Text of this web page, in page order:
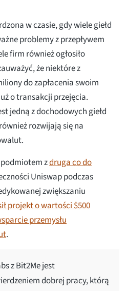
w czasie, gdy wiele giełd
problemy z przepływem
firm również ogłosiło
że niektóre z
do zapłacenia swoim
o transakcji przejęcia.
jedną z dochodowych giełd
rozwijają się na
zdruga co do
Uniswap podczas
zwiększaniu
projekt o wartości $500
przemysłu
.
z Bit2Me jest
dobrej pracy, którą